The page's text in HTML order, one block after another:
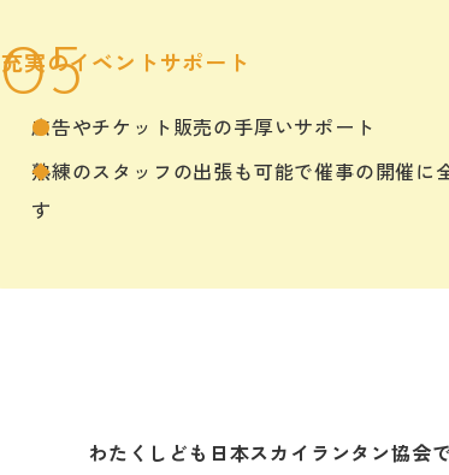
充実のイベントサポート
広告やチケット販売の手厚いサポート
熟練のスタッフの出張も可能で催事の開催に
す
わたくしども日本スカイランタン協会で